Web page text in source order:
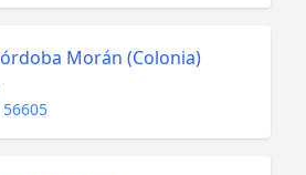
Morán (Colonia)
56605